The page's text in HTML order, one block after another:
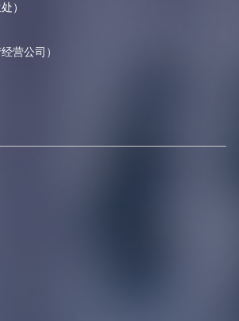
）
营公司）